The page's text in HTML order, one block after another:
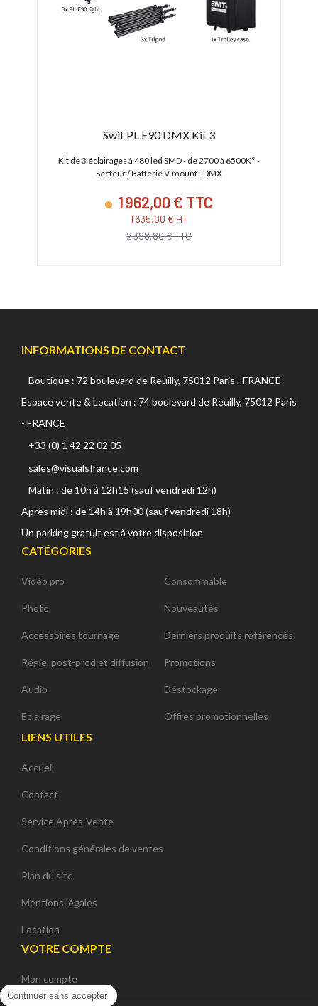
Swit PL E90 DMX Kit 3
Kit de 3 éclairages à 480 led SMD - de 2700 à 6500K° -
Secteur / Batterie V-mount - DMX
1 962,00 € TTC
1 635,00 € HT
2 398,80 € TTC
INFORMATIONS DE CONTACT
Boutique : 72 boulevard de Reuilly, 75012 Paris - FRANCE
Espace vente & Location : 74 boulevard de Reuilly, 75012 Paris
- FRANCE
+33 (0) 1 42 22 02 05
sales@visualsfrance.com
Matin : de 10h à 12h15 (sauf vendredi 12h)
Après midi : de 14h à 19h00 (sauf vendredi 18h)
Un parking gratuit est à votre disposition
CATÉGORIES
Vidéo pro
Photo
Accessoires tournage
Régie, post-prod et diffusion
Audio
Eclairage
Consommable
Nouveautés
Derniers produits référencés
Promotions
Déstockage
Offres promotionnelles
LIENS UTILES
Accueil
Contact
Service Après-Vente
Conditions générales de ventes
Plan du site
Mentions légales
Location
VOTRE COMPTE
Mon compte
Continuer sans accepter